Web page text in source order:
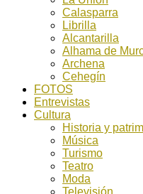
Calasparra
Librilla
Alcantarilla
Alhama de
Archena
Cehegín
FOTOS
Entrevistas
Cultura
Historia y
Música
Turismo
Teatro
Moda
Televisión